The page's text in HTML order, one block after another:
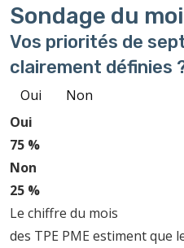
Sondage du
Vos priorités de
clairement définies
Oui
Non
Oui
75 %
Non
25 %
Le chiffre du mois
des TPE PME estiment que